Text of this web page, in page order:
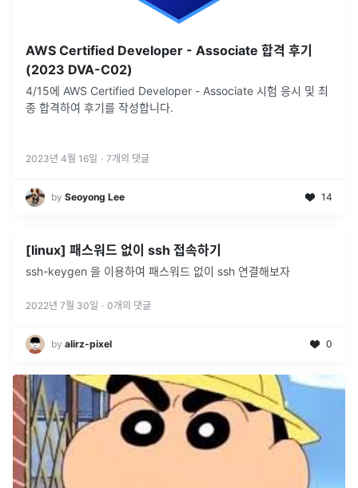
AWS Certified Developer - Associate 합격 후기
(2023 DVA-C02)
4/15에 AWS Certified Developer - Associate 시험 응시 및 최
종 합격하여 후기를 작성합니다.
2023년 4월 16일 · 7개의 댓글
by Seoyong Lee 14
[linux] 패스워드 없이 ssh 접속하기
ssh-keygen 을 이용하여 패스워드 없이 ssh 연결해보자
2022년 7월 30일 · 0개의 댓글
by alirz-pixel 0